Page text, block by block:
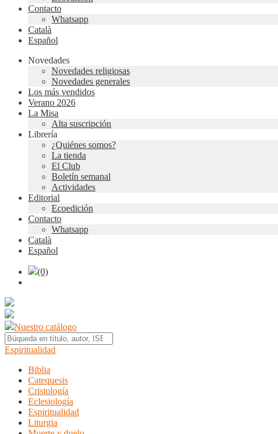
Contacto
Whatsapp
Català
Español
Novedades
Novedades religiosas
Novedades generales
Los más vendidos
Verano 2026
La Misa
Alta suscripción
Librería
¿Quiénes somos?
La tienda
El Club
Boletín semanal
Actividades
Editorial
Ecoedición
Contacto
Whatsapp
Català
Español
(0)
Nuestro catálogo
Espiritualidad
Biblia
Catequesis
Cristología
Eclesiología
Espiritualidad
Liturgia